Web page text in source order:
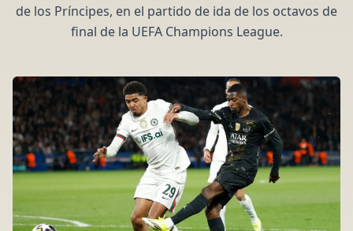
de los Príncipes, en el partido de ida de los octavos de
final de la UEFA Champions League.